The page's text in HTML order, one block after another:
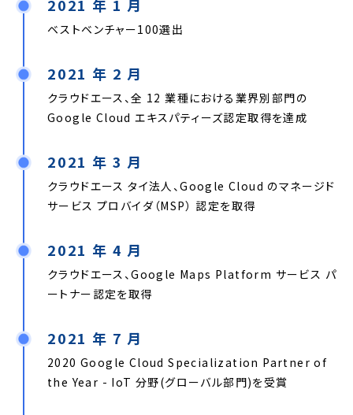
2021 年 1 月
ベストベンチャー100選出
2021 年 2 月
クラウドエース、全 12 業種における業界別部門の
Google Cloud エキスパティーズ認定取得を達成
2021 年 3 月
クラウドエース タイ法人、Google Cloud のマネージド
サービス プロバイダ（MSP） 認定を取得
2021 年 4 月
クラウドエース、Google Maps Platform サービス パ
ートナー認定を取得
2021 年 7 月
2020 Google Cloud Specialization Partner of
the Year - IoT 分野(グローバル部門)を受賞